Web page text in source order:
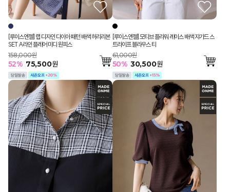
[루이스엔젤] 랩 디자인 다이아 패턴 배색 허리리본
SET A라인 플레어 미디 원피스
158,000원
52% 75,500원
[루이스엔젤] 모티브 플라워 레이스 배색 쟈가드 스
트라이프 블라우스 티
61,000원
50% 30,500원